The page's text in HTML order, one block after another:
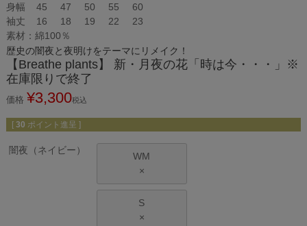
身幅
45 47 50 55
60
袖丈
16 18 19 22
23
素材：綿100％
歴史の闇夜と夜明けをテーマにリメイク！
【Breathe plants】 新・月夜の花「時は今・・・」※
在庫限りで終了
価格 ¥3,300税込
[ 30 ポイント進呈 ]
闇夜（ネイビー）
WM
×
S
×